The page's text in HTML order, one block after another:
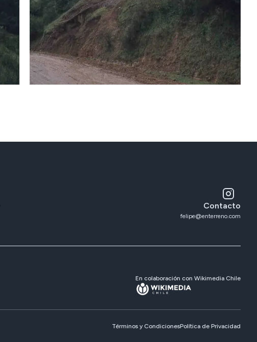
Contacto
felipe@enterreno.com
En colaboración con Wikimedia Chile
Términos y CondicionesPolítica de Privacidad